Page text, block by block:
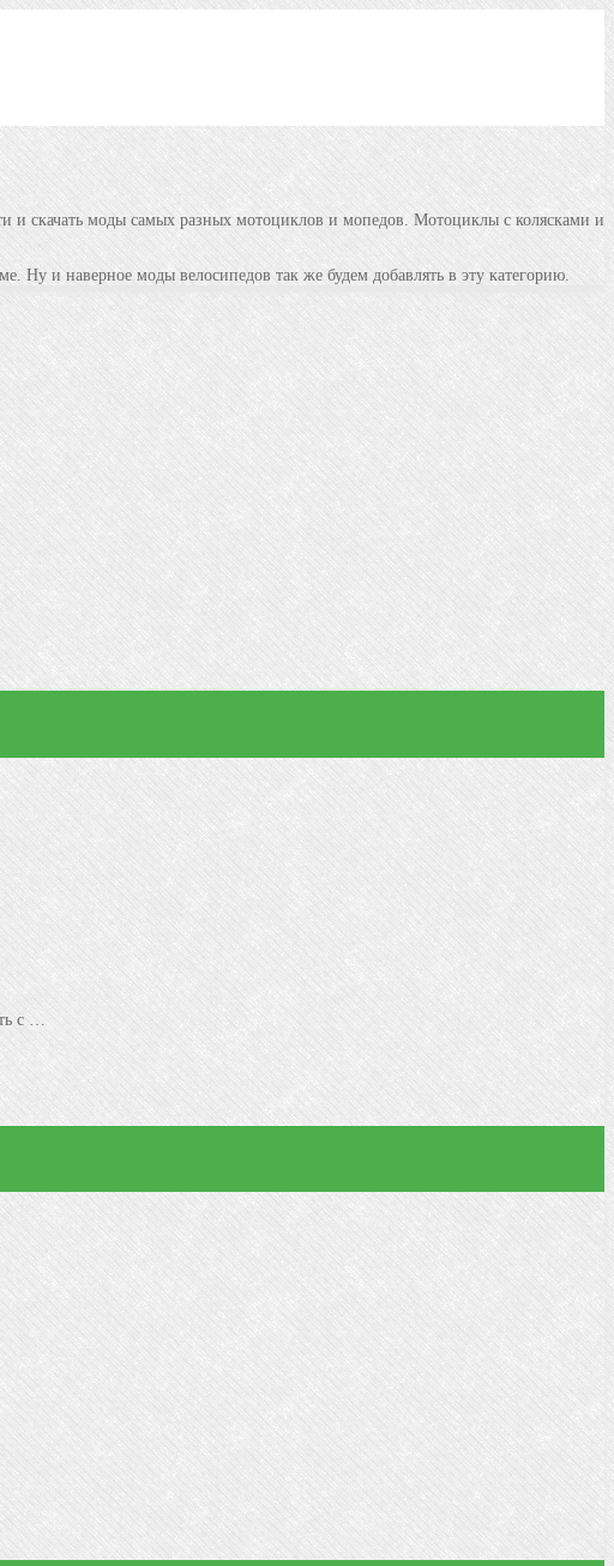
и скачать моды самых разных мотоциклов и мопедов. Мотоциклы с колясками и
Ну и наверное моды велосипедов так же будем добавлять в эту категорию.
с …